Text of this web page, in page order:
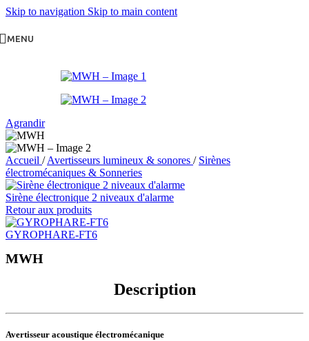
Skip to navigation Skip to main content
MENU
Agrandir
Accueil / Avertisseurs lumineux & sonores / Sirènes
électromécaniques & Sonneries
Sirène électronique 2 niveaux d'alarme
Retour aux produits
GYROPHARE-FT6
MWH
Description
Avertisseur acoustique électromécanique